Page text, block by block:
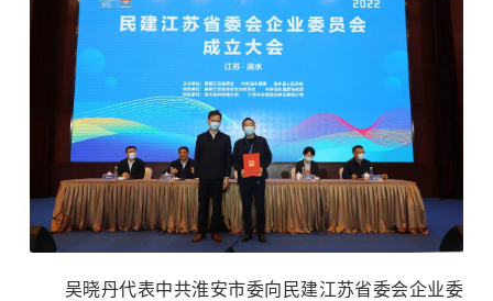
吴晓丹代表中共淮安市委向民建江苏省委会企业委